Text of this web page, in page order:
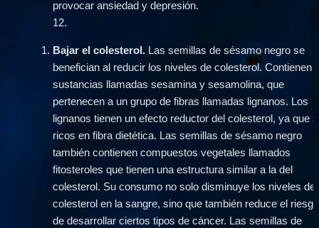
provocar ansiedad y depresión.
12.
Bajar el colesterol. Las semillas de sésamo negro se
benefician al reducir los niveles de colesterol. Contienen
sustancias llamadas sesamina y sesamolina, que
pertenecen a un grupo de fibras llamadas lignanos. Los
lignanos tienen un efecto reductor del colesterol, ya que
ricos en fibra dietética. Las semillas de sésamo negro
también contienen compuestos vegetales llamados
fitosteroles que tienen una estructura similar a la del
colesterol. Su consumo no solo disminuye los niveles de
colesterol en la sangre, sino que también reduce el riesgo
de desarrollar ciertos tipos de cáncer. Las semillas de